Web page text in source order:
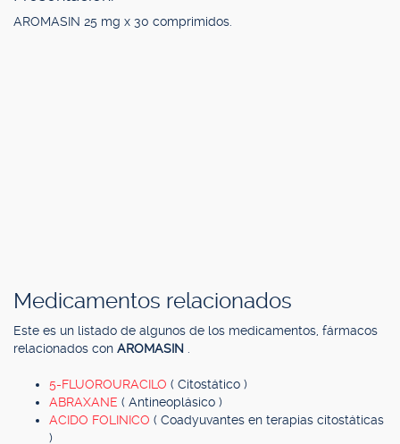
AROMASIN 25 mg x 30 comprimidos.
Medicamentos relacionados
Este es un listado de algunos de los medicamentos, fármacos
relacionados con AROMASIN
5-FLUOROURACILO ( Citostático )
ABRAXANE ( Antineoplásico )
ACIDO FOLINICO ( Coadyuvantes en terapias citostáticas
)